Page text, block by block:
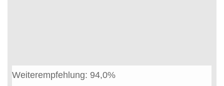
Weiterempfehlung: 94,0%